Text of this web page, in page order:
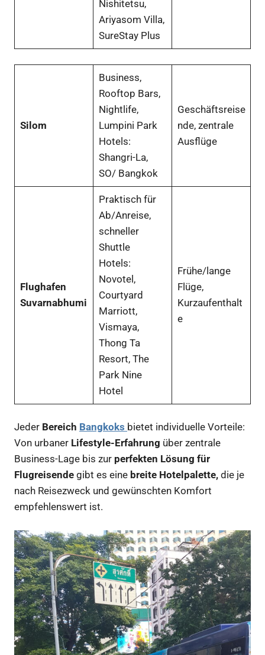
Nishitetsu,
Ariyasom Villa,
SureStay Plus
Silom
Business,
Rooftop Bars,
Nightlife,
Lumpini Park
Hotels:
Shangri-La,
SO/ Bangkok
Geschäftsreise
nde, zentrale
Ausflüge
Flughafen
Suvarnabhumi
Praktisch für
Ab/Anreise,
schneller
Shuttle
Hotels:
Novotel,
Courtyard
Marriott,
Vismaya,
Thong Ta
Resort, The
Park Nine
Hotel
Frühe/lange
Flüge,
Kurzaufenthalt
e
Jeder Bereich Bangkoks bietet individuelle Vorteile:
Von urbaner Lifestyle-Erfahrung über zentrale
Business-Lage bis zur perfekten Lösung für
Flugreisende gibt es eine breite Hotelpalette, die je
nach Reisezweck und gewünschten Komfort
empfehlenswert ist.